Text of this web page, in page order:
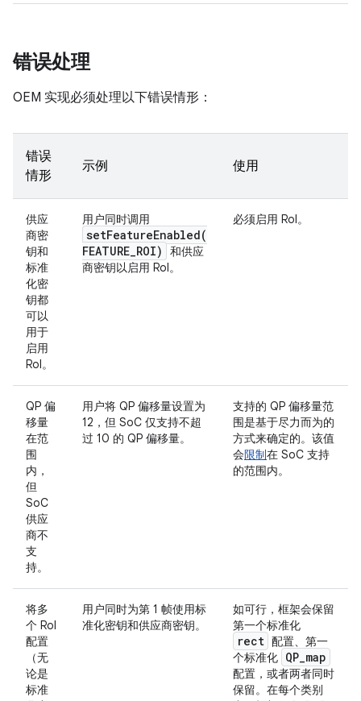
错误处理
OEM 实现必须处理以下错误情形：
错误
情形
示例 使用
供应
商密
钥和
标准
化密
钥都
可以
用于
启用
RoI。
用户同时调用
setFeatureEnabled(
FEATURE_ROI)
和供应
商密钥以启用 RoI。
必须启用 RoI。
QP 偏
移量
在范
围
内，
但
SoC
供应
商不
支
持。
用户将 QP 偏移量设置为
12，但 SoC 仅支持不超
过 10 的 QP 偏移量。
支持的 QP 偏移量范
围是基于尽力而为的
方式来确定的。该值
会限制在 SoC 支持
的范围内。
将多
个 RoI
配置
（无
论是
标准
用户同时为第 1 帧使用标
准化密钥和供应商密钥。
如可行，框架会保留
第一个标准化
rect 配置、第一
个标准化 QP_map
配置，或者两者同时
保留。在每个类别